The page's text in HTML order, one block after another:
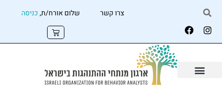
צרו קשר שלום אורח/ת,כניסה